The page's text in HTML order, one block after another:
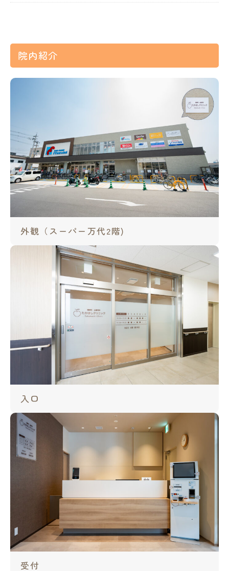
院内紹介
外観（スーパー万代2階)
入口
受付